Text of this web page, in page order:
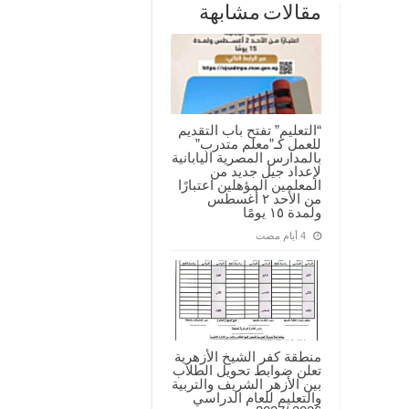
مقالات مشابهة
“التعليم” تفتح باب التقديم
للعمل كـ”معلم متدرب”
بالمدارس المصرية اليابانية
لإعداد جيل جديد من
المعلمين المؤهلين اعتبارًا
من الأحد ٢ أغسطس
ولمدة ١٥ يومًا
منطقة كفر الشيخ الأزهرية
تعلن ضوابط تحويل الطلاب
بين الأزهر الشريف والتربية
والتعليم للعام الدراسي